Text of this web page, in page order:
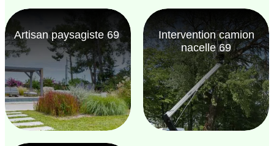
Artisan paysagiste 69
Intervention camion
nacelle 69